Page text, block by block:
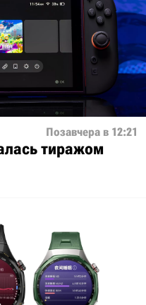
Позавчера в 12:21
тиражом